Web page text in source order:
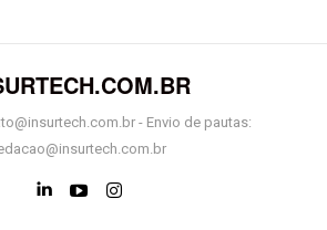
- Envio de pautas: